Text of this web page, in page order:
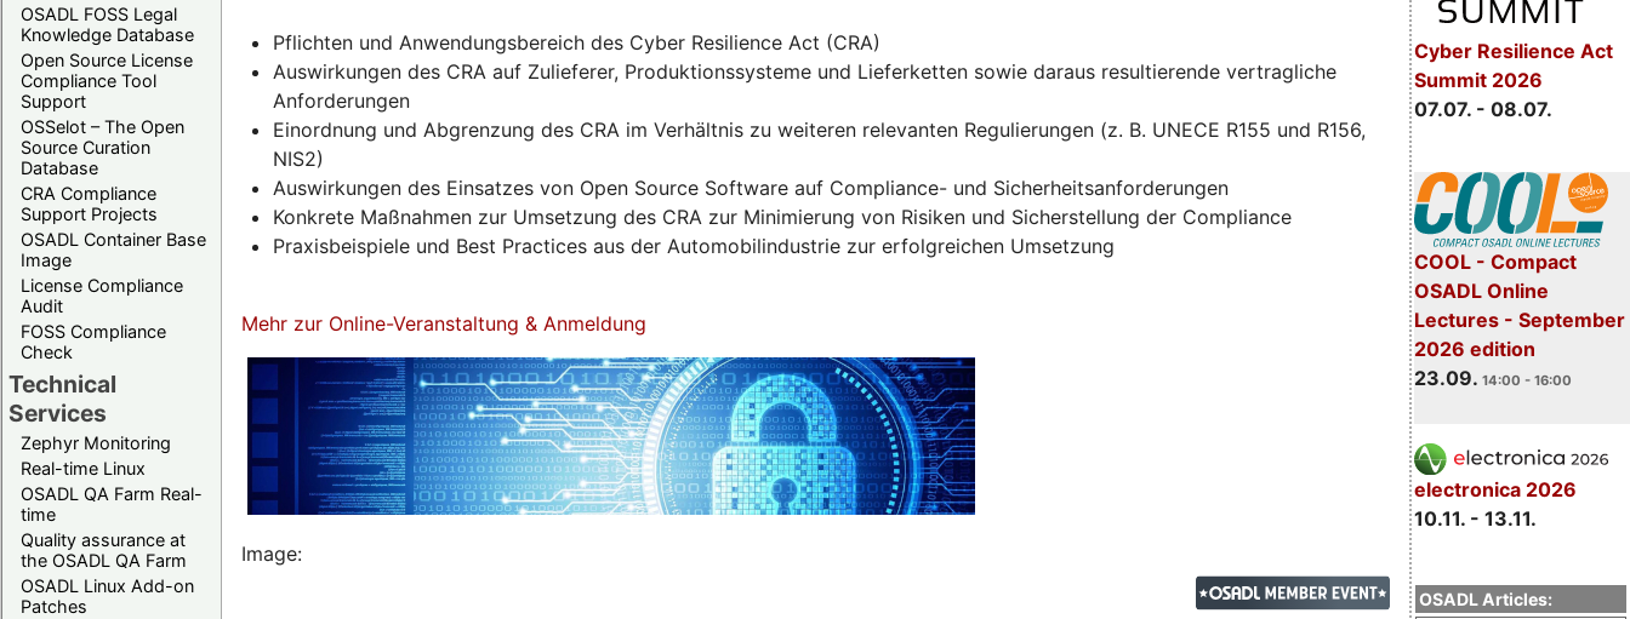
OSADL FOSS Legal
Knowledge Database
Open Source License
Compliance Tool
Support
OSSelot – The Open
Source Curation
Database
CRA Compliance
Support Projects
OSADL Container Base
Image
License Compliance
Audit
FOSS Compliance
Check
Technical
Services
Zephyr Monitoring
Real-time Linux
OSADL QA Farm Real-
time
Quality assurance at
the OSADL QA Farm
OSADL Linux Add-on
Patches
Cyber Resilience Act
Summit 2026
07.07. - 08.07.
COOL - Compact
OSADL Online
Lectures - September
2026 edition
23.09. 14:00 - 16:00
electronica 2026
10.11. - 13.11.
OSADL Articles:
Pflichten und Anwendungsbereich des Cyber Resilience Act (CRA)
Auswirkungen des CRA auf Zulieferer, Produktionssysteme und Lieferketten sowie daraus resultierende vertragliche
Anforderungen
Einordnung und Abgrenzung des CRA im Verhältnis zu weiteren relevanten Regulierungen (z. B. UNECE R155 und R156,
NIS2)
Auswirkungen des Einsatzes von Open Source Software auf Compliance- und Sicherheitsanforderungen
Konkrete Maßnahmen zur Umsetzung des CRA zur Minimierung von Risiken und Sicherstellung der Compliance
Praxisbeispiele und Best Practices aus der Automobilindustrie zur erfolgreichen Umsetzung
Mehr zur Online-Veranstaltung & Anmeldung
Image: